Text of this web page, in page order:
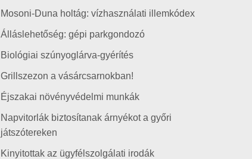
Mosoni-Duna holtág: vízhasználati illemkódex
Álláslehetőség: gépi parkgondozó
Biológiai szúnyoglárva-gyérítés
Grillszezon a vásárcsarnokban!
Éjszakai növényvédelmi munkák
Napvitorlák biztosítanak árnyékot a győri
játszótereken
Kinyitottak az ügyfélszolgálati irodák